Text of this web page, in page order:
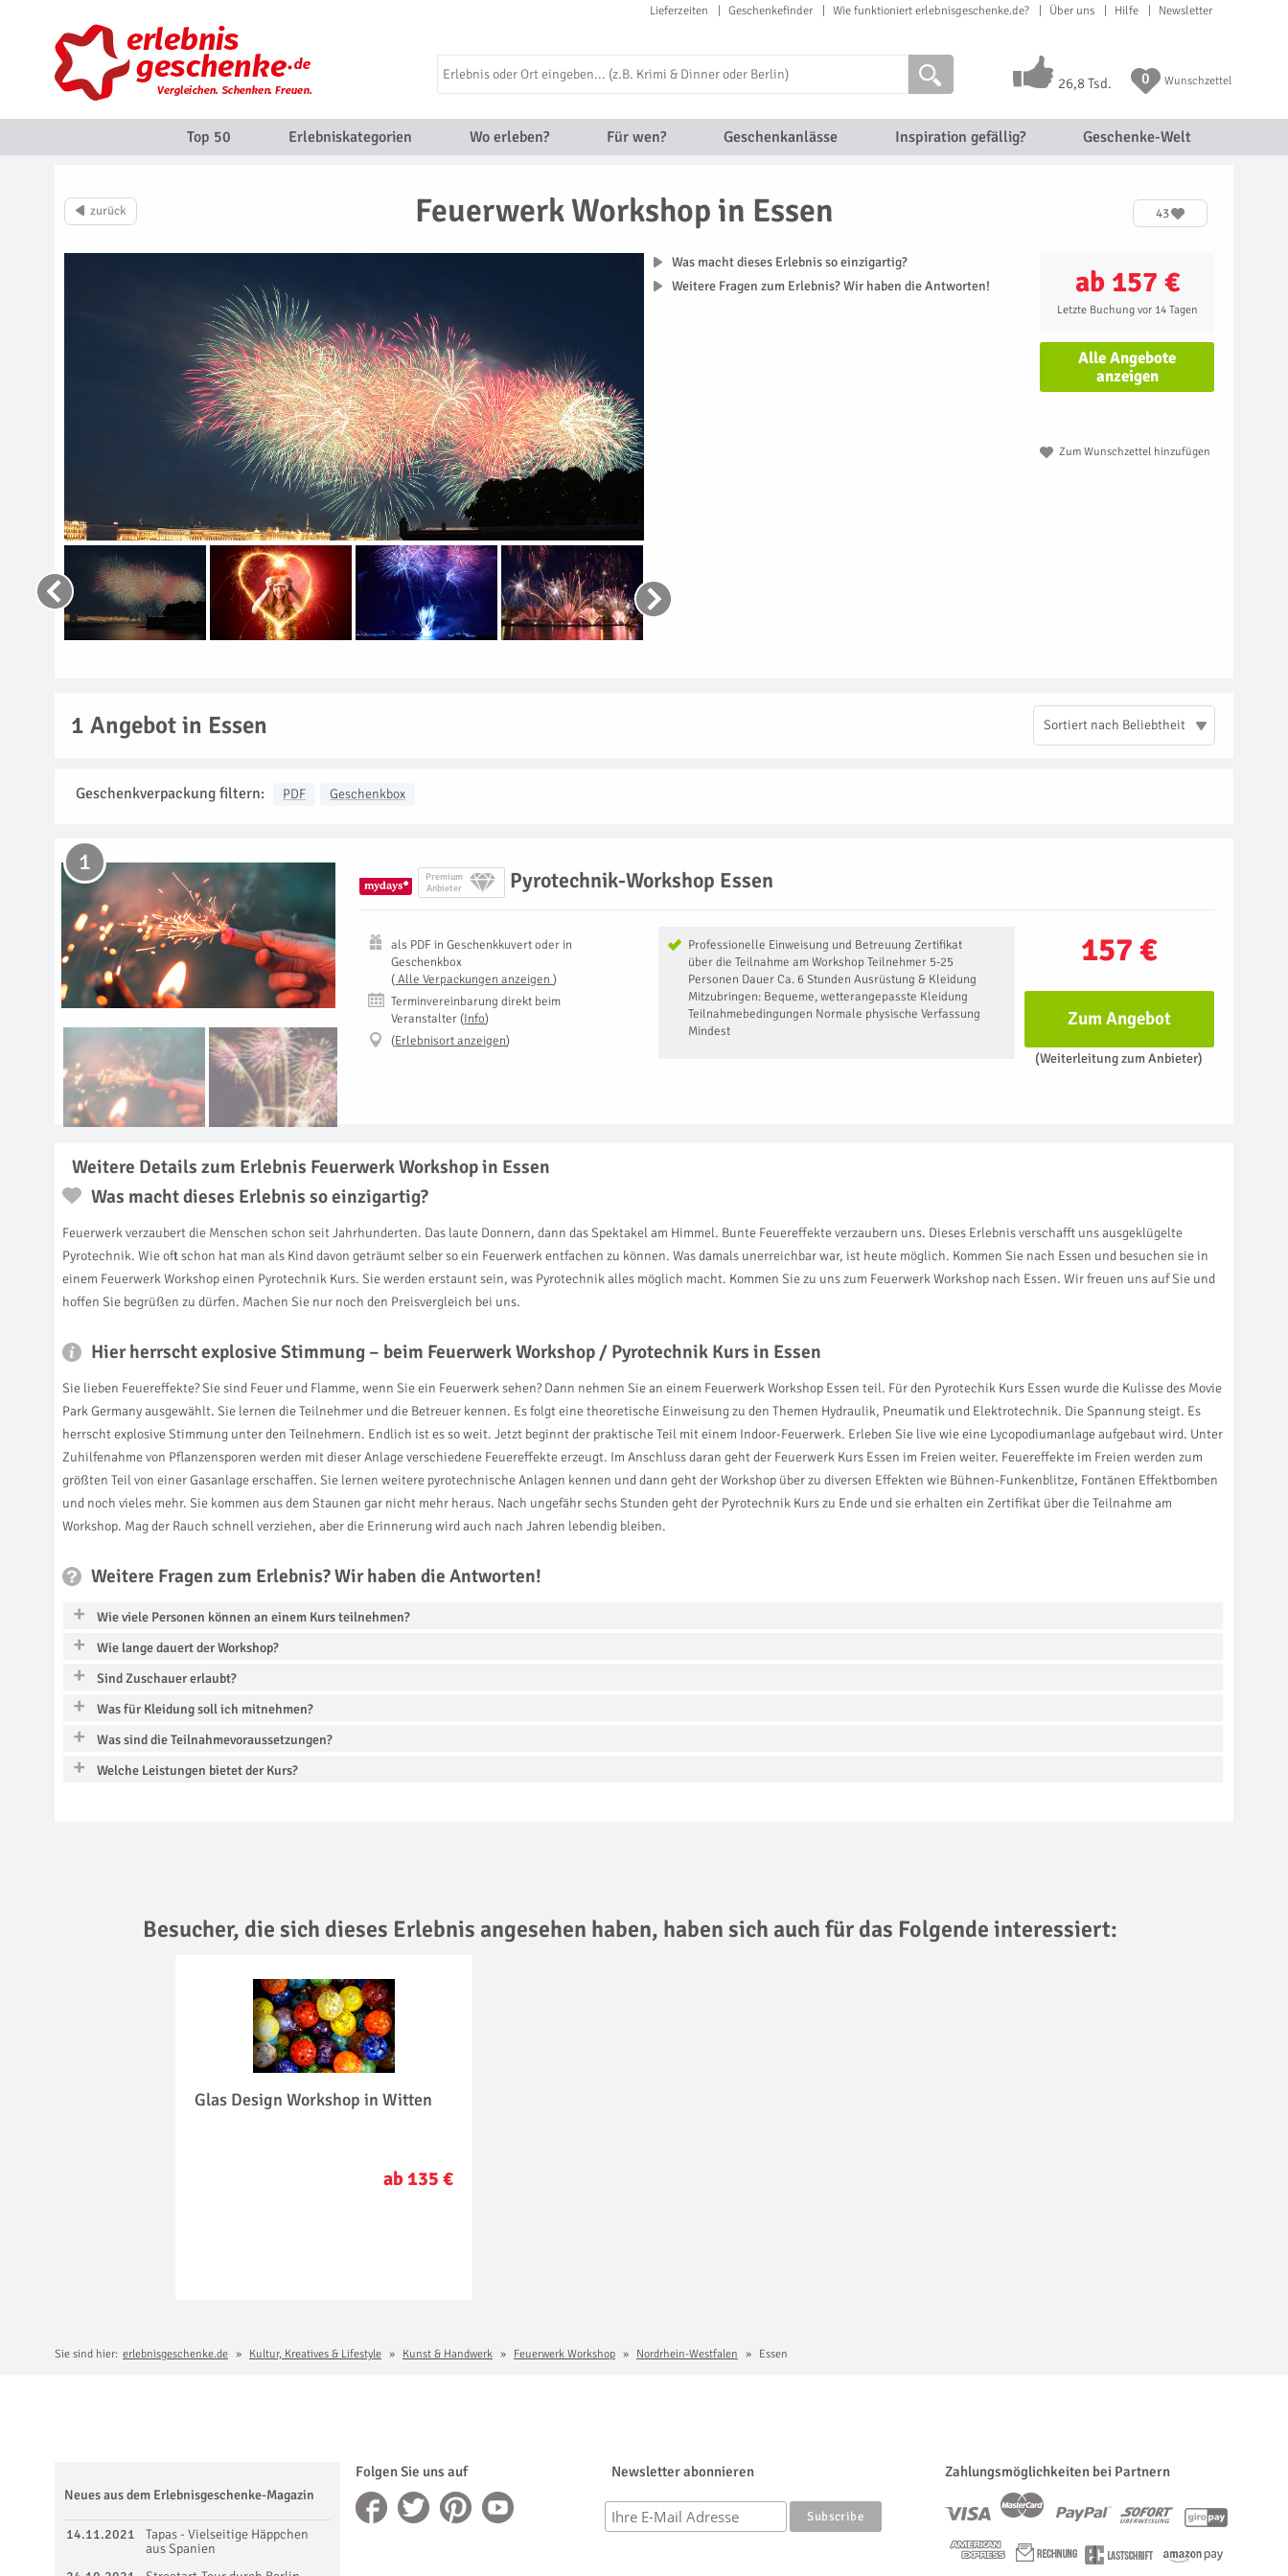
Lieferzeiten Geschenkefinder Wie funktioniert erlebnisgeschenke.de? Über uns Hilfe Newsletter
26,8 Tsd. 0 Wunschzettel
Top 50 Erlebniskategorien Wo erleben? Für wen? Geschenkanlässe Inspiration gefällig? Geschenke-Welt
Feuerwerk Workshop in Essen 43
ab 157 €
Letzte Buchung vor 14 Tagen
Alle Angebote
anzeigen
Zum Wunschzettel hinzufügen
Was macht dieses Erlebnis so einzigartig?
Weitere Fragen zum Erlebnis? Wir haben die Antworten!
1 Angebot in Essen Sortiert nach Beliebtheit
Geschenkverpackung filtern: PDF Geschenkbox
Premium
Anbieter
Pyrotechnik-Workshop Essen
1
157 €
Professionelle Einweisung und Betreuung Zertifikat
über die Teilnahme am Workshop Teilnehmer 5-25
Personen Dauer Ca. 6 Stunden Ausrüstung & Kleidung
Mitzubringen: Bequeme, wetterangepasste Kleidung
Teilnahmebedingungen Normale physische Verfassung
Mindest
als PDFinGeschenkkuvert oder in
Geschenkbox
( Alle Verpackungen anzeigen )
Terminvereinbarung direkt beim
Veranstalter (Info)
(Erlebnisort anzeigen)
Zum Angebot
(Weiterleitung zum Anbieter)
Weitere Details zum Erlebnis Feuerwerk Workshop in Essen
Was macht dieses Erlebnis so einzigartig?
Feuerwerk verzaubert die Menschen schon seit Jahrhunderten. Das laute Donnern, dann das Spektakel am Himmel. Bunte Feuereffekte verzaubern uns. Dieses Erlebnis verschafft uns ausgeklügelte
Pyrotechnik. Wie oft schon hat man als Kind davon geträumt selber so ein Feuerwerk entfachen zu können. Was damals unerreichbar war, ist heute möglich. Kommen Sie nach Essen und besuchen sie in
einem Feuerwerk Workshop einen Pyrotechnik Kurs. Sie werden erstaunt sein, was Pyrotechnik alles möglich macht. Kommen Sie zu uns zum Feuerwerk Workshop nach Essen. Wir freuen uns auf Sie und
hoffen Sie begrüßen zu dürfen. Machen Sie nur noch den Preisvergleich bei uns.
Hier herrscht explosive Stimmung – beim Feuerwerk Workshop / Pyrotechnik Kurs in Essen
Sie lieben Feuereffekte? Sie sind Feuer und Flamme, wenn Sie ein Feuerwerk sehen? Dann nehmen Sie an einem Feuerwerk Workshop Essen teil. Für den Pyrotechik Kurs Essen wurde die Kulisse des Movie
Park Germany ausgewählt. Sie lernen die Teilnehmer und die Betreuer kennen. Es folgt eine theoretische Einweisung zu den Themen Hydraulik, Pneumatik und Elektrotechnik. Die Spannung steigt. Es
herrscht explosive Stimmung unter den Teilnehmern. Endlich ist es so weit. Jetzt beginnt der praktische Teil mit einem Indoor-Feuerwerk. Erleben Sie live wie eine Lycopodiumanlage aufgebaut wird. Unter
Zuhilfenahme von Pflanzensporen werden mit dieser Anlage verschiedene Feuereffekte erzeugt. Im Anschluss daran geht der Feuerwerk Kurs Essen im Freien weiter. Feuereffekte im Freien werden zum
größten Teil von einer Gasanlage erschaffen. Sie lernen weitere pyrotechnische Anlagen kennen und dann geht der Workshop über zu diversen Effekten wie Bühnen-Funkenblitze, Fontänen Effektbomben
und noch vieles mehr. Sie kommen aus dem Staunen gar nicht mehr heraus. Nach ungefähr sechs Stunden geht der Pyrotechnik Kurs zu Ende und sie erhalten ein Zertifikat über die Teilnahme am
Workshop. Mag der Rauch schnell verziehen, aber die Erinnerung wird auch nach Jahren lebendig bleiben.
Weitere Fragen zum Erlebnis? Wir haben die Antworten!
Wie viele Personen können an einem Kurs teilnehmen?
Wie lange dauert der Workshop?
Sind Zuschauer erlaubt?
Was für Kleidung soll ich mitnehmen?
Was sind die Teilnahmevoraussetzungen?
Welche Leistungen bietet der Kurs?
Besucher, die sich dieses Erlebnis angesehen haben, haben sich auch für das Folgende interessiert:
Glas Design Workshop in Witten
ab 135 €
Sie sind hier: erlebnisgeschenke.de Kultur, Kreatives & Lifestyle Kunst & Handwerk Feuerwerk Workshop Nordrhein-Westfalen Essen
Folgen Sie uns auf Newsletter abonnieren Zahlungsmöglichkeiten bei Partnern
Neues aus dem Erlebnisgeschenke-Magazin
14.11.2021
Tapas - Vielseitige Häppchen
aus Spanien